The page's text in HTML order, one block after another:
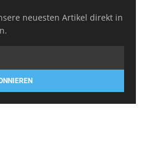
neuesten Artikel direkt in